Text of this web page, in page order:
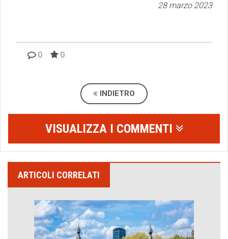
28 marzo 2023
0 0
INDIETRO
VISUALIZZA I COMMENTI
ARTICOLI CORRELATI